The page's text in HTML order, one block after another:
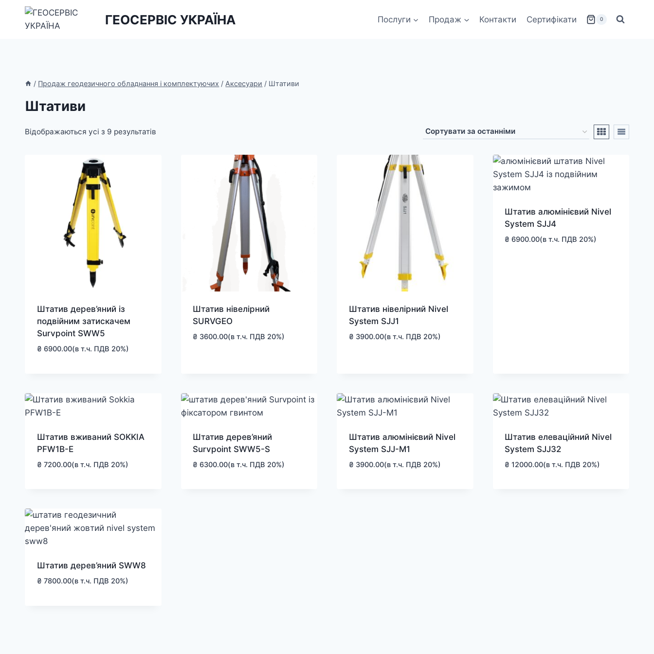
Перейти
ГЕОСЕРВІС УКРАЇНА Послуги Продаж Контакти Сертифікати 0
/ Продаж геодезичного обладнання і комплектуючих / Аксесуари / Штативи
Штативи
Відображаються усі з 9 результатів
Штатив дерев’яний із
подвійним затискачем
Survpoint SWW5
₴ 6900.00(в т.ч. ПДВ 20%)
Штатив нівелірний
SURVGEO
₴ 3600.00(в т.ч. ПДВ 20%)
Штатив нівелірний Nivel
System SJJ1
₴ 3900.00(в т.ч. ПДВ 20%)
Штатив алюмінієвий Nivel
System SJJ4
₴ 6900.00(в т.ч. ПДВ 20%)
Штатив вживаний SOKKIA
PFW1B-E
₴ 7200.00(в т.ч. ПДВ 20%)
Штатив дерев’яний
Survpoint SWW5-S
₴ 6300.00(в т.ч. ПДВ 20%)
Штатив алюмінієвий Nivel
System SJJ-M1
₴ 3900.00(в т.ч. ПДВ 20%)
Штатив елеваційний Nivel
System SJJ32
₴ 12000.00(в т.ч. ПДВ 20%)
Штатив дерев’яний SWW8
₴ 7800.00(в т.ч. ПДВ 20%)